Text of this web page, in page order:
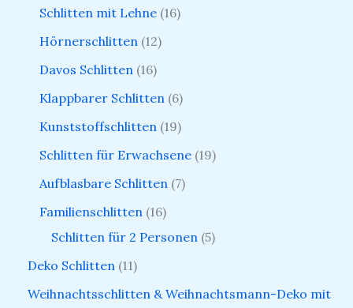
Schlitten mit Lehne 16
Hörnerschlitten 12
Davos Schlitten 16
Klappbarer Schlitten 6
Kunststoffschlitten 19
Schlitten für Erwachsene 19
Aufblasbare Schlitten 7
Familienschlitten 16
Schlitten für 2 Personen 5
Deko Schlitten 11
Weihnachtsschlitten & Weihnachtsmann-Deko mit